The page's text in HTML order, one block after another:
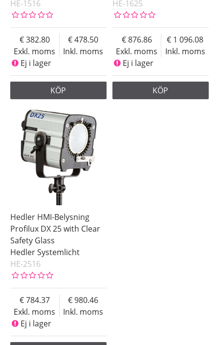
HE-1516
Exkl. moms
382.80
Inkl. moms
478.50
Ej i lager
KÖP
HE-1625
Exkl. moms
876.86
Inkl. moms
1 096.08
Ej i lager
KÖP
Hedler HMI-Belysning
Profilux DX 25 with Clear
Safety Glass
Hedler Systemlicht
HE-2516
Exkl. moms
784.37
Inkl. moms
980.46
Ej i lager